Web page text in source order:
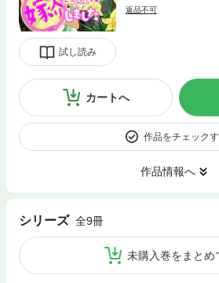
試し読み
返品不可
カートへ
作品をチェック
作品情報へ
シリーズ 全9冊
未購入巻をまとめ